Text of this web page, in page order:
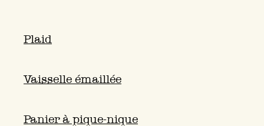
Plaid
Vaisselle émaillée
Panier à pique-nique